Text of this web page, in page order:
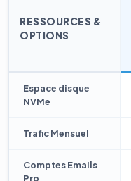
RESSOURCES &
OPTIONS
Espace disque
NVMe
Trafic Mensuel
Comptes Emails
Pro